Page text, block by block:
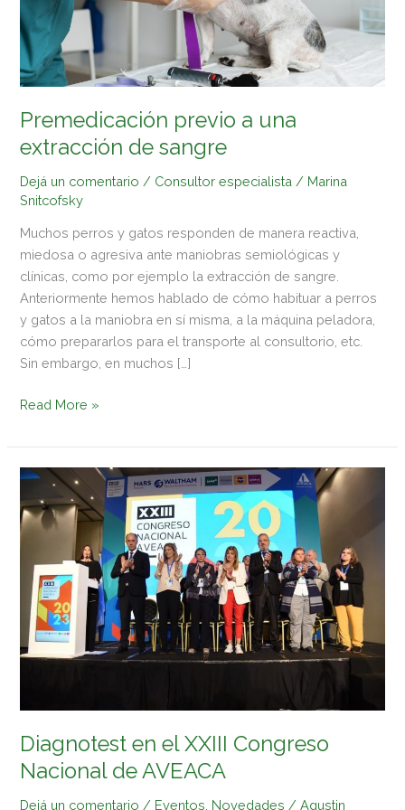
Premedicación previo a una
extracción de sangre
Dejá un comentario / Consultor especialista / Marina
Snitcofsky
Muchos perros y gatos responden de manera reactiva,
miedosa o agresiva ante maniobras semiológicas y
clínicas, como por ejemplo la extracción de sangre.
Anteriormente hemos hablado de cómo habituar a perros
y gatos a la maniobra en sí misma, a la máquina peladora,
cómo prepararlos para el transporte al consultorio, etc.
Sin embargo, en muchos […]
Read More »
Diagnotest en el XXIII Congreso
Nacional de AVEACA
Dejá un comentario / Eventos Novedades /Agustin
Diagnotest
en
el
XXIII
Congreso
Nacional
de
AVEACA